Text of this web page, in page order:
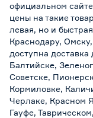
официальном
цены на такие
левая, но и
Краснодару,
доступна
Балтийске,
Советске,
Кормиловке,
Черлаке, Красном
Гауфе,